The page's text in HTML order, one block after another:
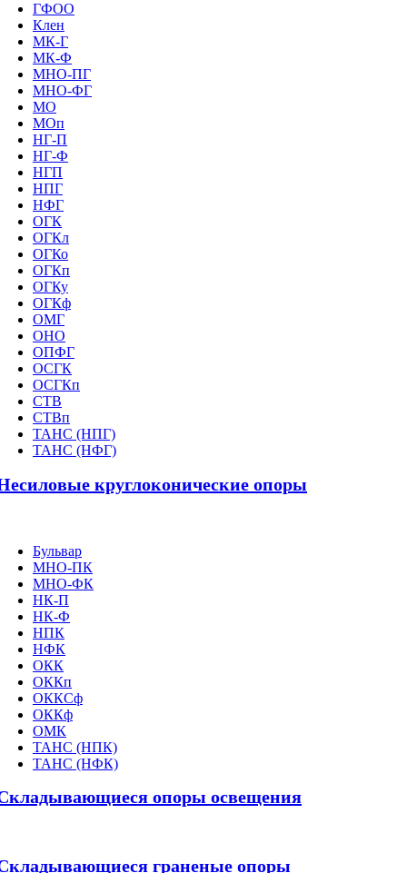
ГФОО
Клен
МК-Г
МК-Ф
МНО-ПГ
МНО-ФГ
МО
МОп
НГ-П
НГ-Ф
НГП
НПГ
НФГ
ОГК
ОГКл
ОГКо
ОГКп
ОГКу
ОГКф
ОМГ
ОНО
ОПФГ
ОСГК
ОСГКп
СТВ
СТВп
ТАНС (НПГ)
ТАНС (НФГ)
круглоконические опоры
Бульвар
МНО-ПК
МНО-ФК
НК-П
НК-Ф
НПК
НФК
ОКК
ОККп
ОККСф
ОККф
ОМК
ТАНС (НПК)
ТАНС (НФК)
опоры освещения
граненые опоры